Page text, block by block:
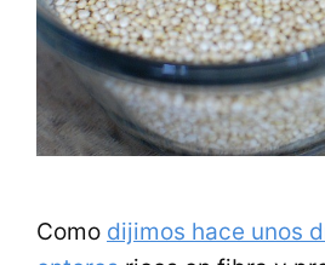
Como dijimos hace unos